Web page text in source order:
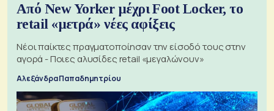
Από New Yorker μέχρι Foot Locker, το
retail «μετρά» νέες αφίξεις
Νέοι παίκτες πραγματοποίησαν την είσοδό τους στην
αγορά - Ποιες αλυσίδες retail «μεγαλώνουν»
Αλεξάνδρα Παπαδημητρίου